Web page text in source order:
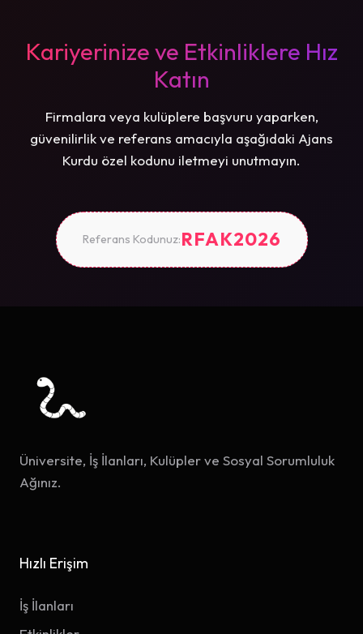
Kariyerinize ve Etkinliklere Hız
Katın
Firmalara veya kulüplere başvuru yaparken,
güvenilirlik ve referans amacıyla aşağıdaki Ajans
Kurdu özel kodunu iletmeyi unutmayın.
Referans Kodunuz:RFAK2026
Üniversite, İş İlanları, Kulüpler ve Sosyal Sorumluluk
Ağınız.
Hızlı Erişim
İş İlanları